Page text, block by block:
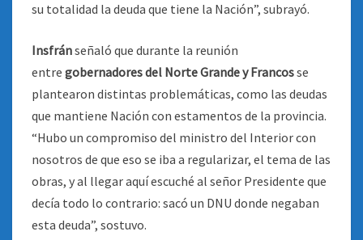
su totalidad la deuda que tiene la Nación”, subrayó.
Insfránseñaló que durante la reunión
entre gobernadores del Norte Grande y Francosse
plantearon distintas problemáticas, como las deudas
que mantiene Nación con estamentos de la provincia.
“Hubo un compromiso del ministro del Interior con
nosotros de que eso se iba a regularizar, el tema de las
obras, y al llegar aquí escuché al señor Presidente que
decía todo lo contrario: sacó un DNU donde negaban
esta deuda”, sostuvo.